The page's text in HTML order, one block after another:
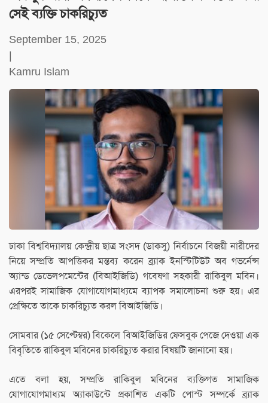
সেই ব্যক্তি চাকরিচ্যুত
September 15, 2025
|
Kamru Islam
ঢাকা বিশ্ববিদ্যালয় কেন্দ্রীয় ছাত্র সংসদ (ডাকসু) নির্বাচনে বিজয়ী নারীদের
নিয়ে সম্প্রতি আপত্তিকর মন্তব্য করেন ব্র্যাক ইনস্টিটিউট অব গভর্নেন্স
অ্যান্ড ডেভেলপমেন্টের (বিআইজিডি) গবেষণা সহকারী রাকিবুল মবিন।
এরপরই সামাজিক যোগাযোগমাধ্যমে ব্যাপক সমালোচনা শুরু হয়। এর
প্রেক্ষিতে তাকে চাকরিচ্যুত করল বিআইজিডি।
সোমবার (১৫ সেপ্টেম্বর) বিকেলে বিআইজিডির ফেসবুক পেজে দেওয়া এক
বিবৃতিতে রাকিবুল মবিনের চাকরিচ্যুত করার বিষয়টি জানানো হয়।
এতে বলা হয়, সম্প্রতি রাকিবুল মবিনের ব্যক্তিগত সামাজিক
যোগাযোগমাধ্যম অ্যাকাউন্টে প্রকাশিত একটি পোস্ট সম্পর্কে ব্র্যাক